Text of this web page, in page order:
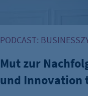
Anbieter:
Erkennung, ob
PODCAST:
Mut zur
und Innovation